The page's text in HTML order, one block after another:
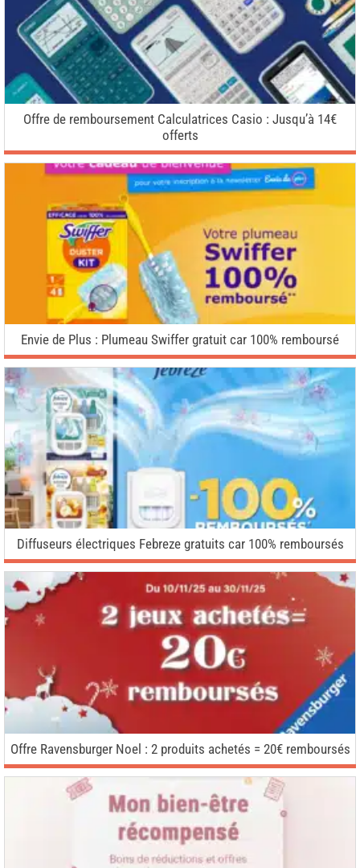
Offre de remboursement Calculatrices Casio : Jusqu’à 14€
offerts
Envie de Plus : Plumeau Swiffer gratuit car 100% remboursé
Diffuseurs électriques Febreze gratuits car 100% remboursés
Offre Ravensburger Noel : 2 produits achetés = 20€ remboursés